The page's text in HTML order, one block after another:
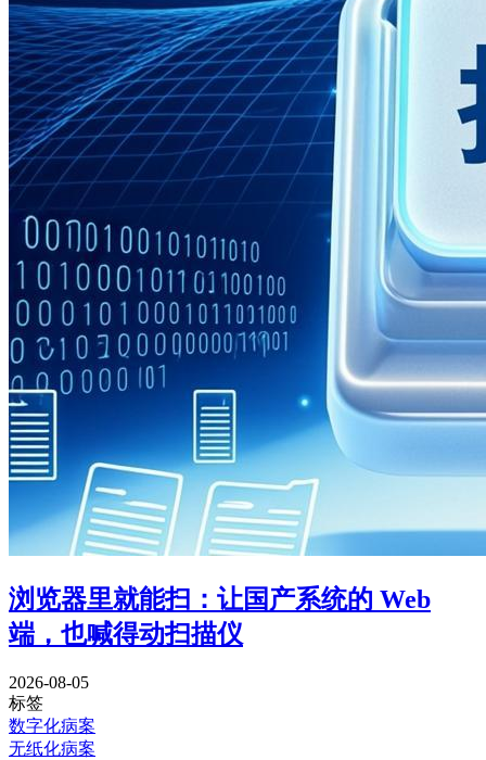
浏览器里就能扫：让国产系统的 Web
端，也喊得动扫描仪
2026-08-05
标签
数字化病案
无纸化病案